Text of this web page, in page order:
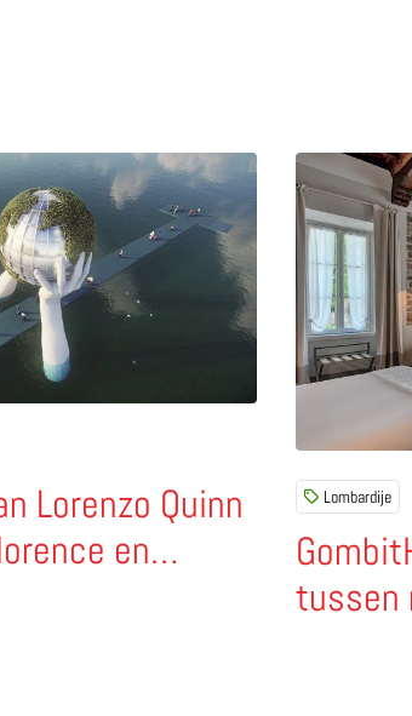
Lorenzo Quinn
en
van Lorenzo Quinn in Venetië,
tussen
Lombardije
Lees meer